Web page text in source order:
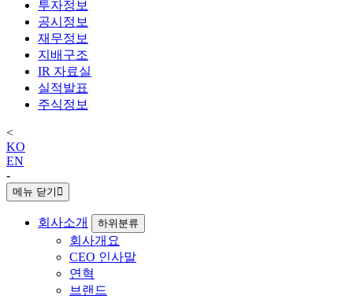
투자정보
공시정보
재무정보
지배구조
IR 자료실
실적발표
주식정보
<
KO
EN
-
메뉴 닫기
회사소개 하위분류
회사개요
CEO 인사말
연혁
브랜드